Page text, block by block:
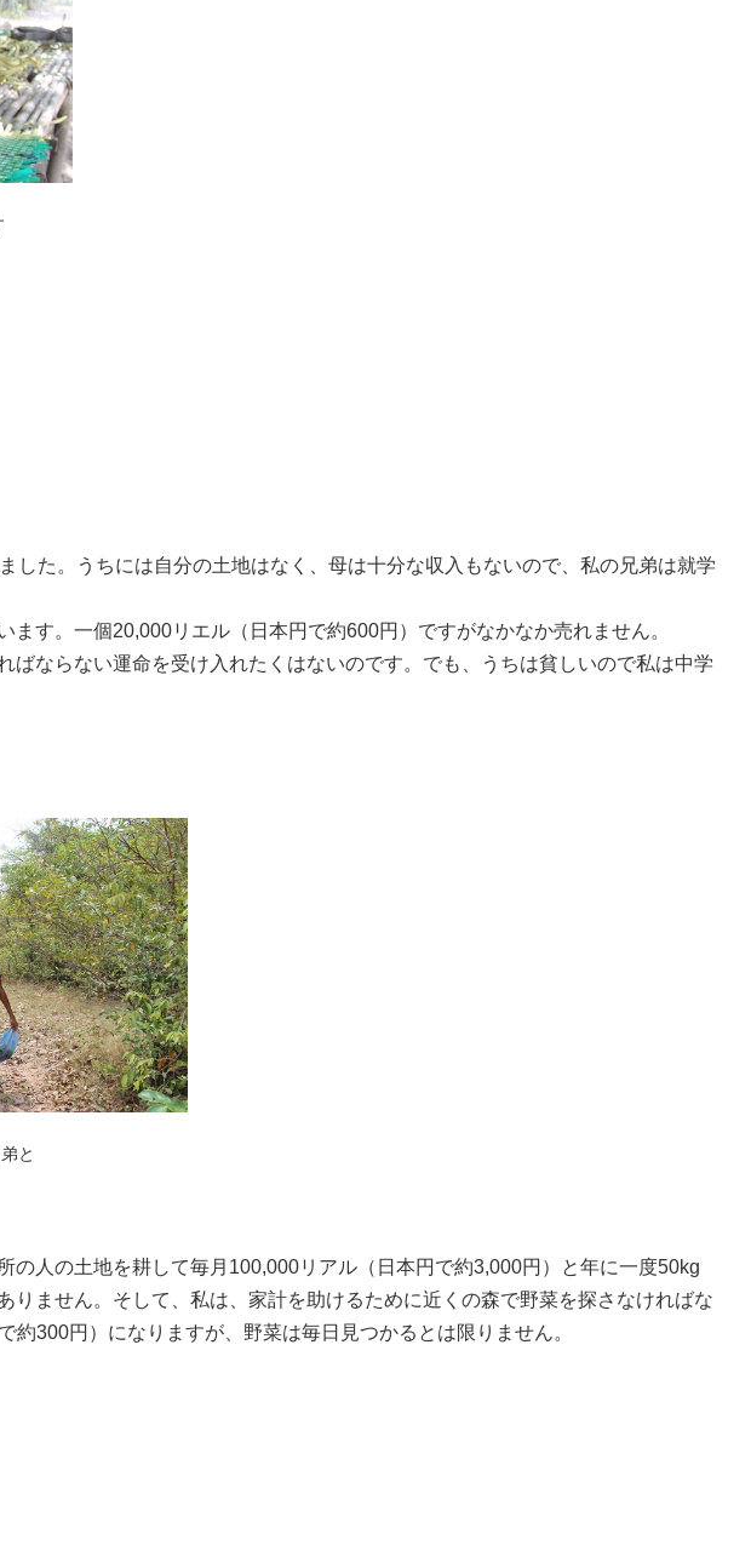
した。うちには自分の土地はなく、母は十分な収入もないので、私の兄弟は就学
す。一個20,000リエル（日本円で約600円）ですがなかなか売れません。
ならない運命を受け入れたくはないのです。でも、うちは貧しいので私は中学
と
人の土地を耕して毎月100,000リアル（日本円で約3,000円）と年に一度50kg
りません。そして、 私は、家計を助けるために近くの森で野菜を探さなければな
300円）になりますが、野菜は毎日見つかるとは限りません。